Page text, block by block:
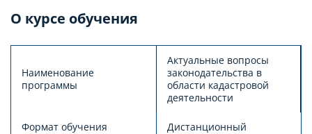
О курсе обучения
Наименование
программы
Актуальные вопросы
законодательства в
области кадастровой
деятельности
Формат обучения Дистанционный